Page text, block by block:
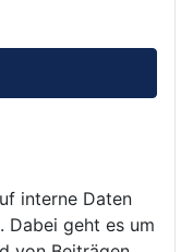
interne Daten
Dabei geht es um